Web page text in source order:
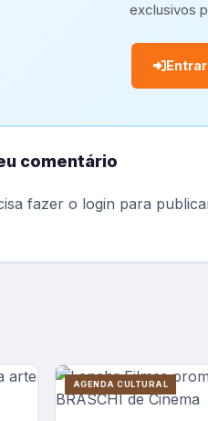
exclusivos
Entrar
comentário
fazer o login para
AGENDA CULTURAL